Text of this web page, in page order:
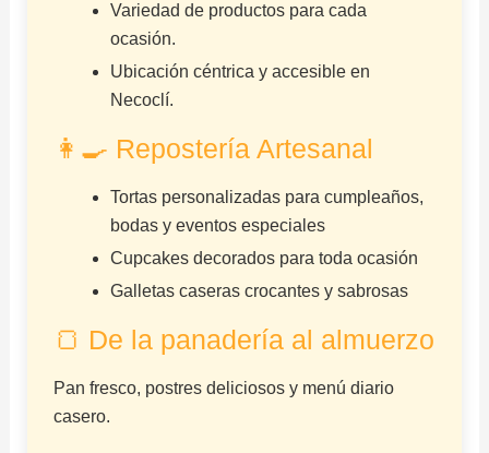
Variedad de productos para cada
ocasión.
Ubicación céntrica y accesible en
Necoclí.
👩‍🍳 Repostería Artesanal
Tortas personalizadas para cumpleaños,
bodas y eventos especiales
Cupcakes decorados para toda ocasión
Galletas caseras crocantes y sabrosas
🍞 De la panadería al almuerzo
Pan fresco, postres deliciosos y menú diario
casero.